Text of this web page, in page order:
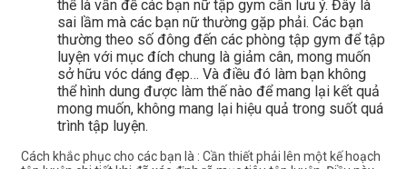
thể là vấn đề các bạn nữ tập gym cần lưu ý. Đây là
sai lầm mà các bạn nữ thường gặp phải. Các bạn
thường theo số đông đến các phòng tập gym để tập
luyện với mục đích chung là giảm cân, mong muốn
sở hữu vóc dáng đẹp… Và điều đó làm bạn không
thể hình dung được làm thế nào để mang lại kết quả
mong muốn, không mang lại hiệu quả trong suốt quá
trình tập luyện.
Cách khắc phục cho các bạn là : Cần thiết phải lên một kế hoạch